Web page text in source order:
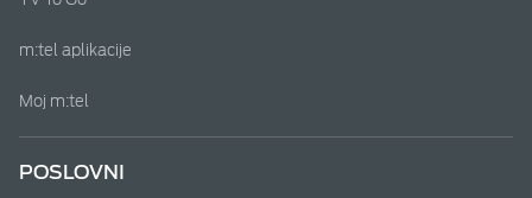
m:tel aplikacije
Moj m:tel
POSLOVNI